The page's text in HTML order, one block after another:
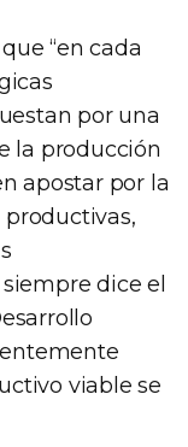
“en cada
por una
la producción
apostar por la
dice el
viable se